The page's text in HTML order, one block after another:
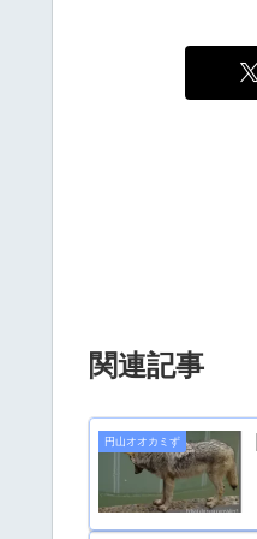
関連記事
円山オオカミず